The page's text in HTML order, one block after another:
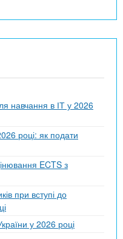
навчання в ІТ у 2026
році: як подати
ECTS з
при вступі до
у 2026 році